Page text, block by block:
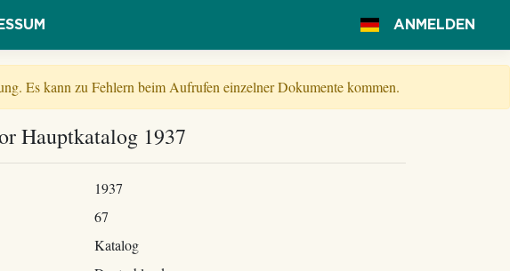
ANMELDEN
Es kann zu Fehlern beim Aufrufen einzelner Dokumente kommen.
Hauptkatalog 1937
1937
67
Katalog